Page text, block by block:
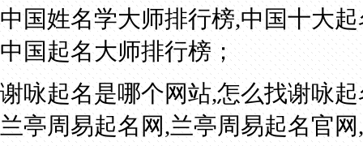
中国姓名学大师排行榜,中国十大
中国起名大师排行榜；
谢咏起名是哪个网站,怎么找谢咏
兰亭周易起名网,兰亭周易起名官网,